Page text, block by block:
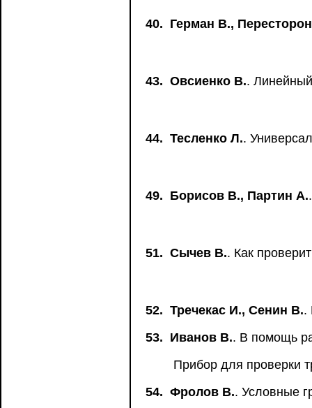
40. Герман В.,
43. Овсиенко В..
44. Тесленко Л..
49. Борисов В., Партин А.
51. Сычев В.. Как
52. Тречекас И., Сенин В..
53. Иванов В.. В помощь
Прибор для проверки
54. Фролов В.. Условные